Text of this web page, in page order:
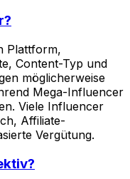
Plattform,
Content-Typ und
möglicherweise
Mega-Influencer
Viele Influencer
Affiliate-
Vergütung.